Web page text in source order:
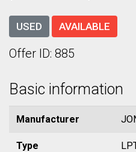
USED AVAILABLE
Offer ID: 885
Basic information
Manufacturer
Type